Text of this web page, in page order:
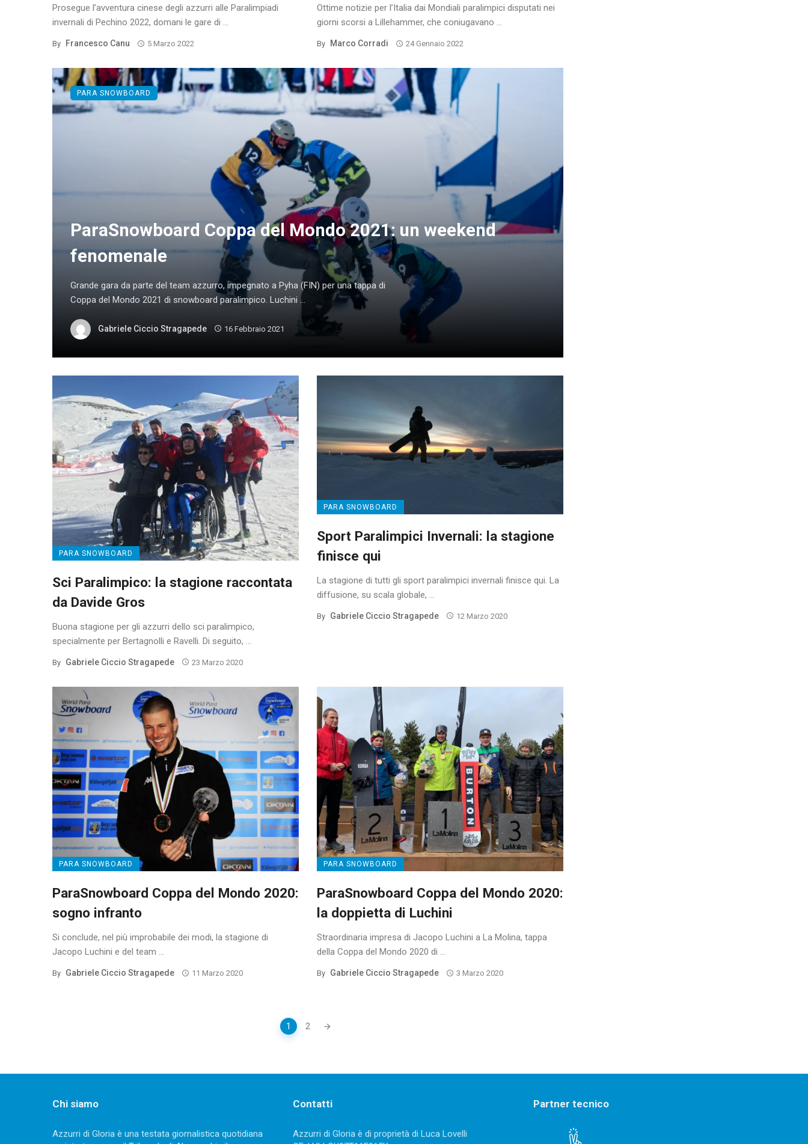
Prosegue l’avventura cinese degli azzurri alle Paralimpiadi
invernali di Pechino 2022, domani le gare di ...
By Francesco Canu 5 Marzo 2022
Ottime notizie per l’Italia dai Mondiali paralimpici disputati nei
giorni scorsi a Lillehammer, che coniugavano ...
By Marco Corradi 24 Gennaio 2022
ParaSnowboard Coppa del Mondo 2021: un weekend
fenomenale
Grande gara da parte del team azzurro, impegnato a Pyha (FIN) per una tappa di
Coppa del Mondo 2021 di snowboard paralimpico. Luchini ...
Gabriele Ciccio Stragapede 16 Febbraio 2021
PARA SNOWBOARD
PARA SNOWBOARD
Sci Paralimpico: la stagione raccontata
da Davide Gros
Buona stagione per gli azzurri dello sci paralimpico,
specialmente per Bertagnolli e Ravelli. Di seguito, ...
By Gabriele Ciccio Stragapede 23 Marzo 2020
PARA SNOWBOARD
Sport Paralimpici Invernali: la stagione
finisce qui
La stagione di tutti gli sport paralimpici invernali finisce qui. La
diffusione, su scala globale, ...
By Gabriele Ciccio Stragapede 12 Marzo 2020
PARA SNOWBOARD
ParaSnowboard Coppa del Mondo 2020:
sogno infranto
Si conclude, nel più improbabile dei modi, la stagione di
Jacopo Luchini e del team ...
By Gabriele Ciccio Stragapede 11 Marzo 2020
PARA SNOWBOARD
ParaSnowboard Coppa del Mondo 2020:
la doppietta di Luchini
Straordinaria impresa di Jacopo Luchini a La Molina, tappa
della Coppa del Mondo 2020 di ...
By Gabriele Ciccio Stragapede 3 Marzo 2020
1 2
Chi siamo
Azzurri di Gloria è una testata giornalistica quotidiana
Contatti
Azzurri di Gloria è di proprietà di Luca Lovelli
Partner tecnico